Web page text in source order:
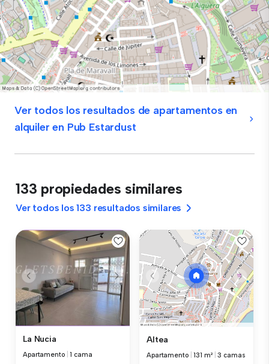
Ver todos los resultados de apartamentos en
alquiler en Pub Estardust
133 propiedades similares
Ver todos los 133 resultados similares
La Nucia
Apartamento |1 cama
Altea
Apartamento |131 m² |3 camas